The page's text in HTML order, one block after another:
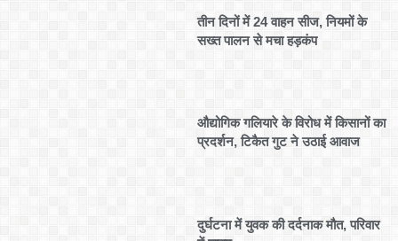
तीन दिनों में 24 वाहन सीज, नियमों के
सख्त पालन से मचा हड़कंप
औद्योगिक गलियारे के विरोध में किसानों का
प्रदर्शन, टिकैत गुट ने उठाई आवाज
दुर्घटना में युवक की दर्दनाक मौत, परिवार